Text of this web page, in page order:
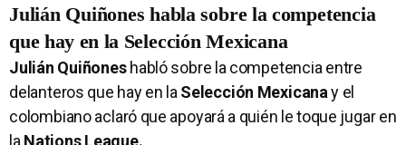
Julián Quiñones habla sobre la competencia
que hay en la Selección Mexicana
Julián Quiñoneshabló sobre la competencia entre
delanteros que hay en laSelección Mexicanay el
colombiano aclaró que apoyará a quién le toque jugar en
laNations League.